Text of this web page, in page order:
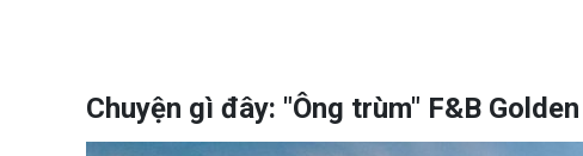
Chuyện gì đây: "Ông trùm" F&B